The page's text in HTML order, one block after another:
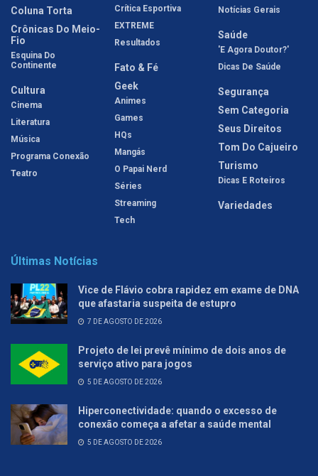
Coluna Torta
Crônicas Do Meio-
Fio
Esquina Do
Continente
Cultura
Cinema
Literatura
Música
Programa Conexão
Teatro
Crítica Esportiva
EXTREME
Resultados
Fato & Fé
Geek
Animes
Games
HQs
Mangás
O Papai Nerd
Séries
Streaming
Tech
Notícias Gerais
Saúde
'E Agora Doutor?'
Dicas De Saúde
Segurança
Sem Categoria
Seus Direitos
Tom Do Cajueiro
Turismo
Dicas E Roteiros
Variedades
Últimas Notícias
Vice de Flávio cobra rapidez em exame de DNA
que afastaria suspeita de estupro
7 DE AGOSTO DE 2026
Projeto de lei prevê mínimo de dois anos de
serviço ativo para jogos
5 DE AGOSTO DE 2026
Hiperconectividade: quando o excesso de
conexão começa a afetar a saúde mental
5 DE AGOSTO DE 2026